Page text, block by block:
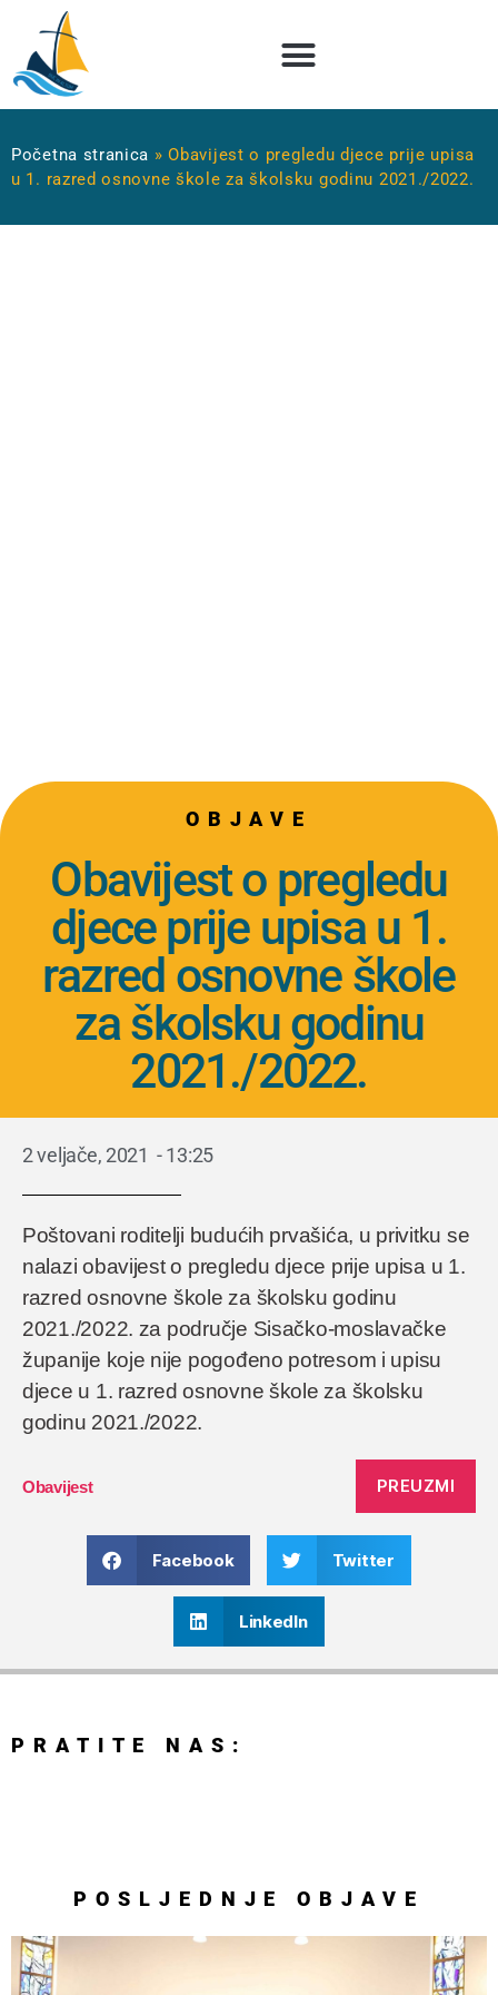
Početna stranica »Obavijest o pregledu djece prije upisa
u 1. razred osnovne škole za školsku godinu 2021./2022.
OBJAVE
Obavijest o pregledu
djece prije upisa u 1.
razred osnovne škole
za školsku godinu
2021./2022.
2 veljače, 2021 -13:25
Poštovani roditelji budućih prvašića, u privitku se
nalazi obavijest o pregledu djece prije upisa u 1.
razred osnovne škole za školsku godinu
2021./2022. za područje Sisačko-moslavačke
županije koje nije pogođeno potresom i upisu
djece u 1. razred osnovne škole za školsku
godinu 2021./2022.
Obavijest PREUZMI
Facebook Twitter
LinkedIn
PRATITE NAS:
POSLJEDNJE OBJAVE